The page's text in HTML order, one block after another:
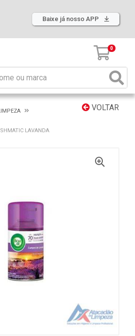
Baixe já nosso APP
0
VOLTAR
LAVANDA